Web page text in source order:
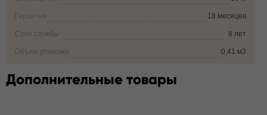
Гарантия 18 месяцев
Срок службы 8 лет
Объем упаковки 0,41 м3
Дополнительные товары